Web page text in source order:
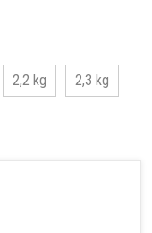
2,2 kg 2,3 kg